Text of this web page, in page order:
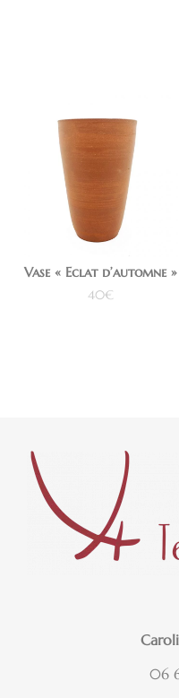
Vase « Eclat d’automne »
40€
06